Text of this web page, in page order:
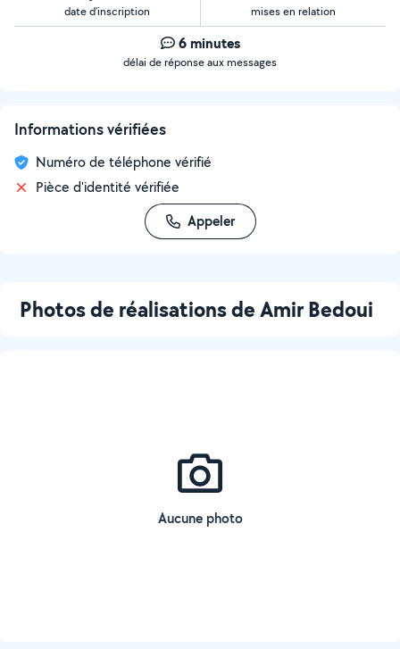
date d’inscription mises en relation
6 minutes
délai de réponse aux messages
Informations vérifiées
Numéro de téléphone vérifié
Pièce d'identité vérifiée
Appeler
Photos de réalisations de Amir Bedoui
Aucune photo